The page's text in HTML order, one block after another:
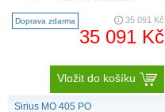
CRISA. ELICA PIX je novinkou ..
Doprava zdarma 35 091 Kč
35 091 Kč
Vložit do košíku
Sirius MO 405 PO